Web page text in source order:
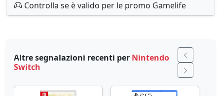
Controlla se è valido per le promo Gamelife
Altre segnalazioni recenti per Nintendo
Switch